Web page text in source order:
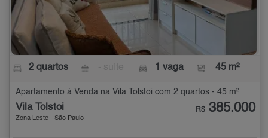
2 quartos 1 vaga 45 m²
Apartamento à Venda na Vila Tolstoi com 2 quartos - 45 m²
Vila Tolstoi
Zona Leste - São Paulo
R$ 385.000